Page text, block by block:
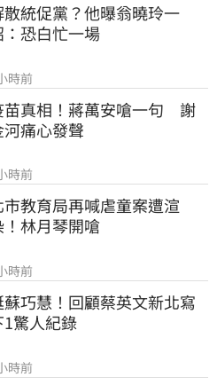
散統促黨？他曝翁曉玲一
：恐白忙一場
時前
苗真相！蔣萬安嗆一句　謝
河痛心發聲
時前
市教育局再喊虐童案遭渲
！林月琴開嗆
時前
蘇巧慧！回顧蔡英文新北寫
1驚人紀錄
時前